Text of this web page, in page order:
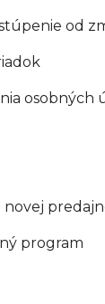
od
osobných
novej
program